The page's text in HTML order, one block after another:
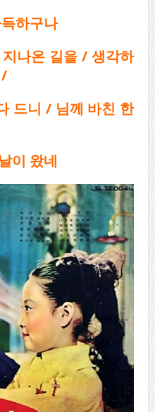
하구나
나온 길을 / 생각하
드니 / 님께 바친 한
이 왔네